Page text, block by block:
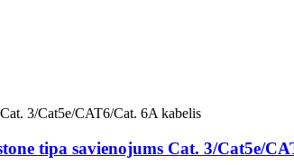
tipa savienojums Cat. 3/Cat5e/